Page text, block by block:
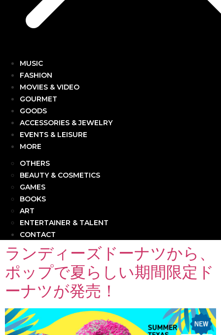
MUSIC
FASHION
MOVIES & VIDEO
GOURMET
GOODS
ACCESSORIES & JEWELRY
EVENTS & LEISURE
MORE
OTHERS
BEAUTY & COSMETICS
GAMES
BOOKS
ART
ENTERTAINER & TALENT
CONTACT
ランディーズドーナツから、
ポップで夏らしい期間限定ド
ーナツが発売！